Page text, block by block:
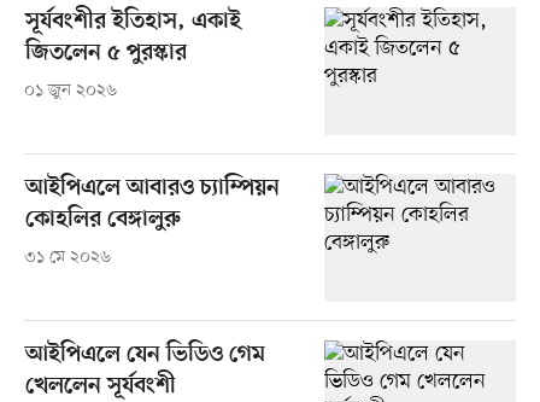
সূর্যবংশীর ইতিহাস, একাই
জিতলেন ৫ পুরস্কার
০১ জুন ২০২৬
আইপিএলে আবারও চ্যাম্পিয়ন
কোহলির বেঙ্গালুরু
৩১ মে ২০২৬
আইপিএলে যেন ভিডিও গেম
খেললেন সূর্যবংশী